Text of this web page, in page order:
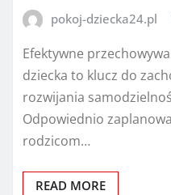
pokoj-dziecka24.pl
Efektywne
dziecka to klucz do
rozwijania
Odpowiednio
rodzicom…
READ MORE